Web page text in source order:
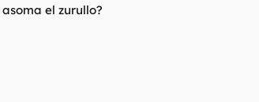
el zurullo?